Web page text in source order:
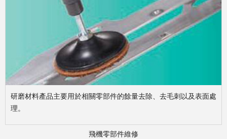
研磨材料產品主要用於相關零部件的餘量去除、去毛刺以及表面處
理。
飛機零部件維修